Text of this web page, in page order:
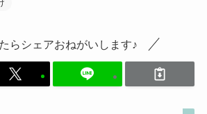
らシェアおねがいします♪